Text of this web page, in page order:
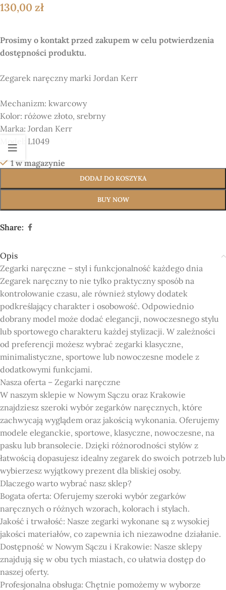
130,00 zł
Prosimy o kontakt przed zakupem w celu potwierdzenia
dostępności produktu.
Zegarek naręczny marki Jordan Kerr
Mechanizm: kwarcowy
Kolor: różowe złoto, srebrny
Marka: Jordan Kerr
L1049
1 w magazynie
DODAJ DO KOSZYKA
BUY NOW
Share:
Opis
Zegarki naręczne – styl i funkcjonalność każdego dnia
Zegarek naręczny to nie tylko praktyczny sposób na
kontrolowanie czasu, ale również stylowy dodatek
podkreślający charakter i osobowość. Odpowiednio
dobrany model może dodać elegancji, nowoczesnego stylu
lub sportowego charakteru każdej stylizacji. W zależności
od preferencji możesz wybrać zegarki klasyczne,
minimalistyczne, sportowe lub nowoczesne modele z
dodatkowymi funkcjami.
Nasza oferta – Zegarki naręczne
W naszym sklepie w Nowym Sączu oraz Krakowie
znajdziesz szeroki wybór zegarków naręcznych, które
zachwycają wyglądem oraz jakością wykonania. Oferujemy
modele eleganckie, sportowe, klasyczne, nowoczesne, na
pasku lub bransolecie. Dzięki różnorodności stylów z
łatwością dopasujesz idealny zegarek do swoich potrzeb lub
wybierzesz wyjątkowy prezent dla bliskiej osoby.
Dlaczego warto wybrać nasz sklep?
Bogata oferta: Oferujemy szeroki wybór zegarków
naręcznych o różnych wzorach, kolorach i stylach.
Jakość i trwałość: Nasze zegarki wykonane są z wysokiej
jakości materiałów, co zapewnia ich niezawodne działanie.
Dostępność w Nowym Sączu i Krakowie: Nasze sklepy
znajdują się w obu tych miastach, co ułatwia dostęp do
naszej oferty.
Profesjonalna obsługa: Chętnie pomożemy w wyborze